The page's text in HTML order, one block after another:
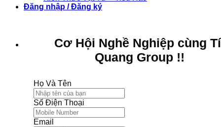
Đăng nhập / Đăng ký
Cơ Hội Nghề Nghiệp cùng
Quang Group !!
Họ Và Tên
Số Điện Thoại
Email